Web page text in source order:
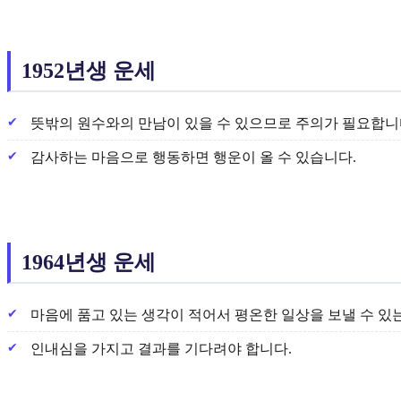
1952년생 운세
뜻밖의 원수와의 만남이 있을 수 있으므로 주의가 필요합니
감사하는 마음으로 행동하면 행운이 올 수 있습니다.
1964년생 운세
마음에 품고 있는 생각이 적어서 평온한 일상을 보낼 수 있
인내심을 가지고 결과를 기다려야 합니다.